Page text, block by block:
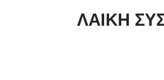
ΛΑΙΚΗ